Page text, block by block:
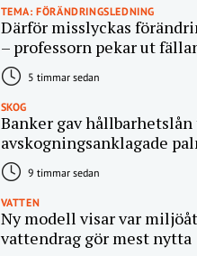
TEMA: FÖRÄNDRINGSLEDNING
Därför misslyckas
– professorn pekar ut
5 timmar sedan
SKOG
Banker gav
avskogningsanklagade
9 timmar sedan
VATTEN
Ny modell visar var
vattendrag gör mest nytta